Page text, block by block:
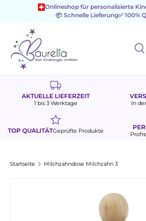
Direkt zum Inhalt
Onlineshop für personalisierte
📦 Schnelle Lieferung✅ 100%
Suchen
AKTUELLE LIEFERZEIT
1 bis 3 Werktage In
TOP QUALITÄTGeprüfte Produkte
Startseite Milchzahndose Milchzahn 3